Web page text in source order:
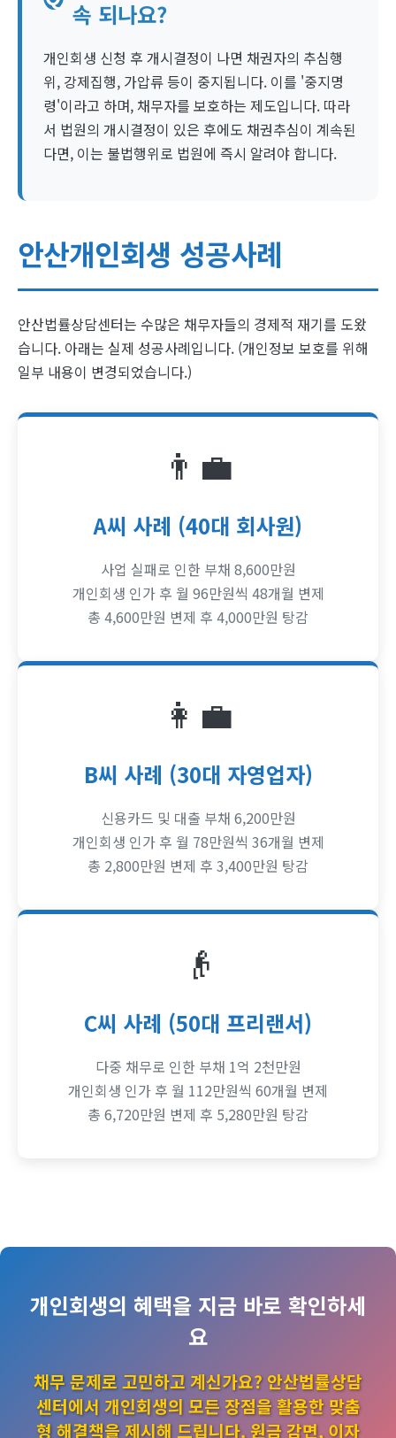
속 되나요?
개인회생 신청 후 개시결정이 나면 채권자의 추심행
위, 강제집행, 가압류 등이 중지됩니다. 이를 '중지명
령'이라고 하며, 채무자를 보호하는 제도입니다. 따라
서 법원의 개시결정이 있은 후에도 채권추심이 계속된
다면, 이는 불법행위로 법원에 즉시 알려야 합니다.
안산개인회생 성공사례
안산법률상담센터는 수많은 채무자들의 경제적 재기를 도왔
습니다. 아래는 실제 성공사례입니다. (개인정보 보호를 위해
일부 내용이 변경되었습니다.)
👨‍💼
A씨 사례 (40대 회사원)
사업 실패로 인한 부채 8,600만원
개인회생 인가 후 월 96만원씩 48개월 변제
총 4,600만원 변제 후 4,000만원 탕감
👩‍💼
B씨 사례 (30대 자영업자)
신용카드 및 대출 부채 6,200만원
개인회생 인가 후 월 78만원씩 36개월 변제
총 2,800만원 변제 후 3,400만원 탕감
👴
C씨 사례 (50대 프리랜서)
다중 채무로 인한 부채 1억 2천만원
개인회생 인가 후 월 112만원씩 60개월 변제
총 6,720만원 변제 후 5,280만원 탕감
개인회생의 혜택을 지금 바로 확인하세
요
채무 문제로 고민하고 계신가요? 안산법률상담
센터에서 개인회생의 모든 장점을 활용한 맞춤
형 해결책을 제시해 드립니다. 원금 감면, 이자